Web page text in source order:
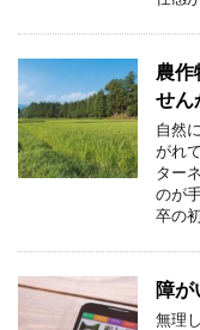
農作
せん
自然
がれ
ター
のが
卒の
障が
無理